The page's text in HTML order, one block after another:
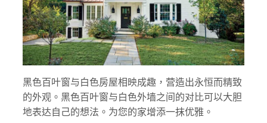
黑色百叶窗与白色房屋相映成趣，营造出永恒而精致
的外观。黑色百叶窗与白色外墙之间的对比可以大胆
地表达自己的想法。为您的家增添一抹优雅。